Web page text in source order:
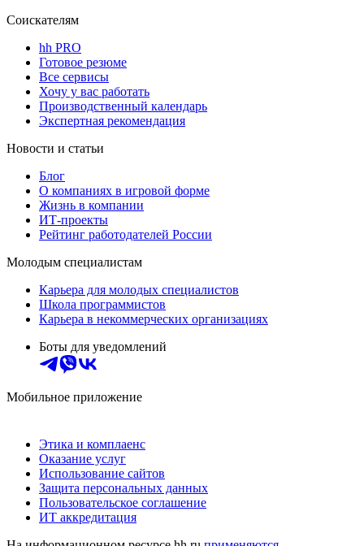
Соискателям
hh PRO
Готовое резюме
Все сервисы
Хочу у вас работать
Производственный календарь
Экспертная рекомендация
Новости и статьи
Блог
О компаниях в игровой форме
Жизнь в компании
ИТ-проекты
Рейтинг работодателей России
Молодым специалистам
Карьера для молодых специалистов
Школа программистов
Карьера в некоммерческих организациях
Боты для уведомлений
Мобильное приложение
Этика и комплаенс
Оказание услуг
Использование сайтов
Защита персональных данных
Пользовательское соглашение
ИТ аккредитация